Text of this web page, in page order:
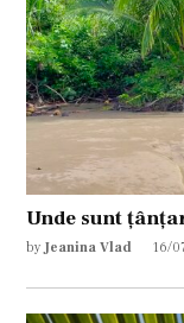
Unde sunt
by Jeanina Vlad 16/